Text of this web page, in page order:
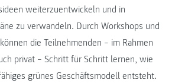
weiterzuentwickeln und in
zu verwandeln. Durch Workshops und
die Teilnehmenden – im Rahmen
privat – Schritt für Schritt lernen, wie
grünes Geschäftsmodell entsteht.